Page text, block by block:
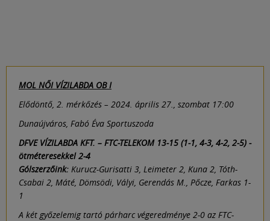
MOL NŐI VÍZILABDA OB I
Elődöntő, 2. mérkőzés – 2024. április 27., szombat 17:00
Dunaújváros, Fabó Éva Sportuszoda
DFVE VÍZILABDA KFT. – FTC-TELEKOM 13-15 (1-1, 4-3, 4-2, 2-5) -
ötméteresekkel 2-4
Gólszerzőink: Kurucz-Gurisatti 3, Leimeter 2, Kuna 2, Tóth-
Csabai 2, Máté, Dömsödi, Vályi, Gerendás M., Pőcze, Farkas 1-
1
A két győzelemig tartó párharc végeredménye 2-0 az FTC-